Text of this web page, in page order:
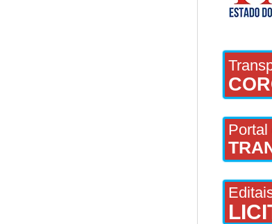
Portal